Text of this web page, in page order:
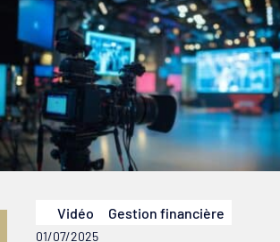
Vidéo Gestion financière
01/07/2025